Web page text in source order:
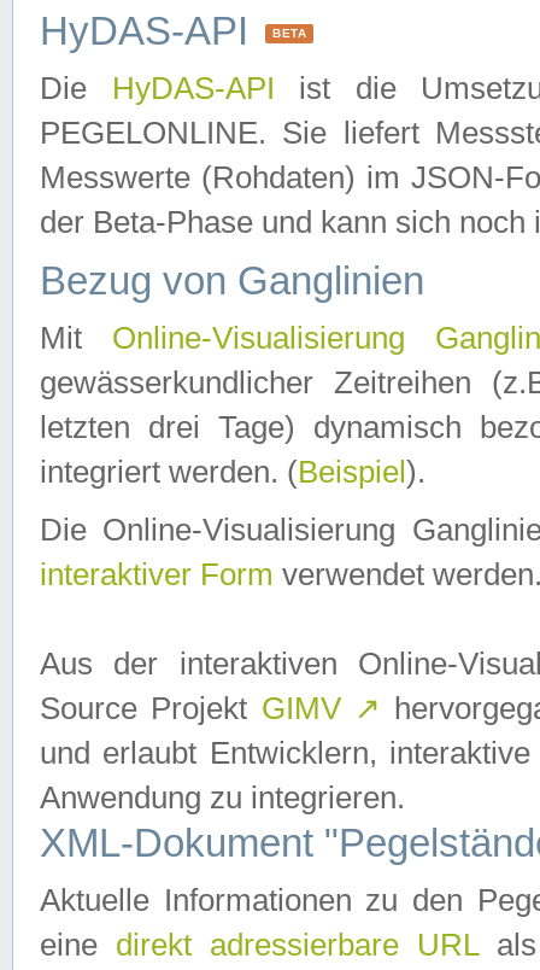
HyDAS-API BETA
Die HyDAS-API ist die
PEGELONLINE. Sie liefert
Messwerte (Rohdaten) im JSON-
der Beta-Phase und kann sich noch
Bezug von Ganglinien
Mit Online-Visualisierung
gewässerkundlicher Zeitreihen
letzten drei Tage) dynamisch
integriert werden. (Beispiel ).
Die Online-Visualisierung
interaktiver Form verwendet
Aus der interaktiven Online-
Source Projekt GIMV ↗
und erlaubt Entwicklern,
Anwendung zu integrieren.
XML-Dokument
Aktuelle Informationen zu den
eine direkt adressierbare URLals